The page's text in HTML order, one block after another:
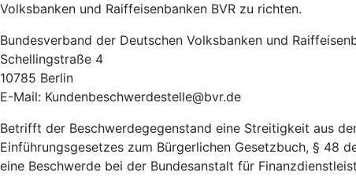
Volksbanken und Raiffeisenbanken BVR zu richten.
Bundesverband der Deutschen Volksbanken und
Schellingstraße 4
10785 Berlin
E-Mail: Kundenbeschwerdestelle@bvr.de
Betrifft der Beschwerdegegenstand eine Streitigkeit aus
Einführungsgesetzes zum Bürgerlichen Gesetzbuch, § 48
eine Beschwerde bei der Bundesanstalt für